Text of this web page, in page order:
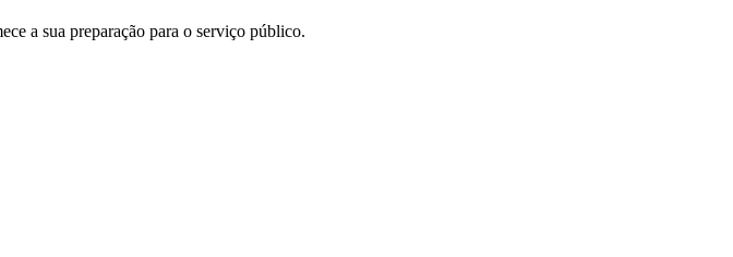
a sua preparação para o serviço público.